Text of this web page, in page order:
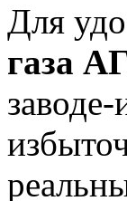
Для
газа